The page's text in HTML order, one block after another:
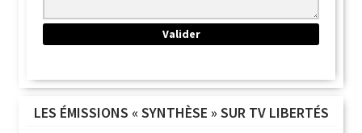
LES ÉMISSIONS « SYNTHÈSE » SUR TV LIBERTÉS